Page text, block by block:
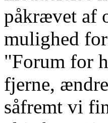
påkrævet af
mulighed
"Forum for
fjerne,
såfremt vi